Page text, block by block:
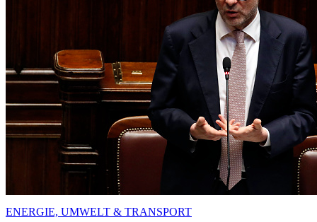
ENERGIE, UMWELT & TRANSPORT